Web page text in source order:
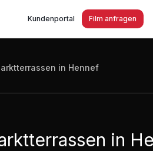
Kundenportal Film anfragen
in Hennef
in
in Hennef